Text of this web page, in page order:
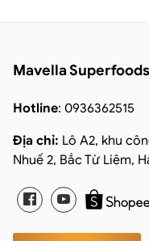
Mavella Superfoods
Hotline: 0936362515
Địa chỉ: Lô A2, khu
Nhuế 2, Bắc Từ Liêm,
FacebookYoutube